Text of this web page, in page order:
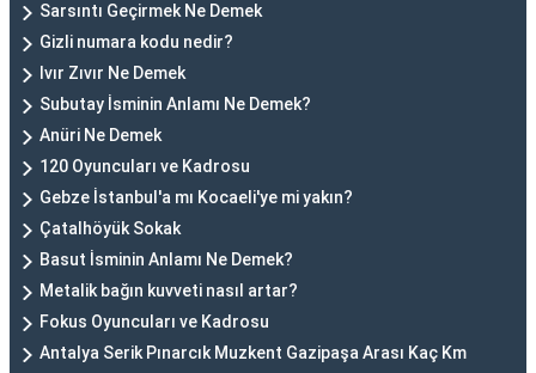
Sarsıntı Geçirmek Ne Demek
Gizli numara kodu nedir?
Ivır Zıvır Ne Demek
Subutay İsminin Anlamı Ne Demek?
Anüri Ne Demek
120 Oyuncuları ve Kadrosu
Gebze İstanbul'a mı Kocaeli'ye mi yakın?
Çatalhöyük Sokak
Basut İsminin Anlamı Ne Demek?
Metalik bağın kuvveti nasıl artar?
Fokus Oyuncuları ve Kadrosu
Antalya Serik Pınarcık Muzkent Gazipaşa Arası Kaç Km